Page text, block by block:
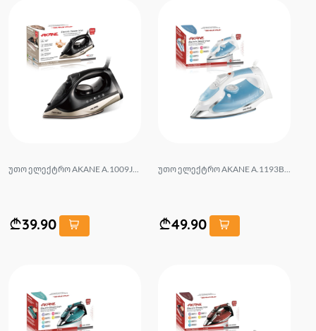
უთო ელექტრო AKANE A.1009J...
39.90
უთო ელექტრო AKANE A.1193B...
49.90